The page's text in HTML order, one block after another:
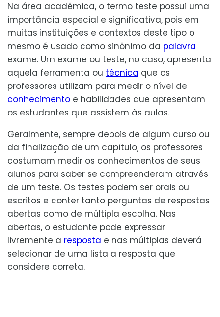
Na área acadêmica, o termo teste possui uma
importância especial e significativa, pois em
muitas instituições e contextos deste tipo o
mesmo é usado como sinônimo da palavra
exame. Um exame ou teste, no caso, apresenta
aquela ferramenta ou técnica que os
professores utilizam para medir o nível de
conhecimento e habilidades que apresentam
os estudantes que assistem às aulas.
Geralmente, sempre depois de algum curso ou
da finalização de um capítulo, os professores
costumam medir os conhecimentos de seus
alunos para saber se compreenderam através
de um teste. Os testes podem ser orais ou
escritos e conter tanto perguntas de respostas
abertas como de múltipla escolha. Nas
abertas, o estudante pode expressar
livremente a resposta e nas múltiplas deverá
selecionar de uma lista a resposta que
considere correta.